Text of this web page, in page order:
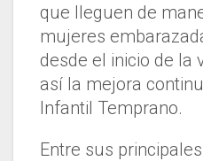
que lleguen de
mujeres
desde el inicio de la
así la mejora
Infantil Temprano.
Entre sus